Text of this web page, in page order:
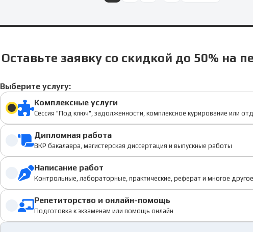
Оставьте заявку со скидкой до 50% на
Выберите услугу:
Комплексные услуги
Сессия "Под ключ", задолженности, комплексное курирование или
Дипломная работа
ВКР бакалавра, магистерская диссертация и выпускные работы
Написание работ
Контрольные, лабораторные, практические, реферат и многое другое
Репетиторство и онлайн-помощь
Подготовка к экзаменам или помощь онлайн